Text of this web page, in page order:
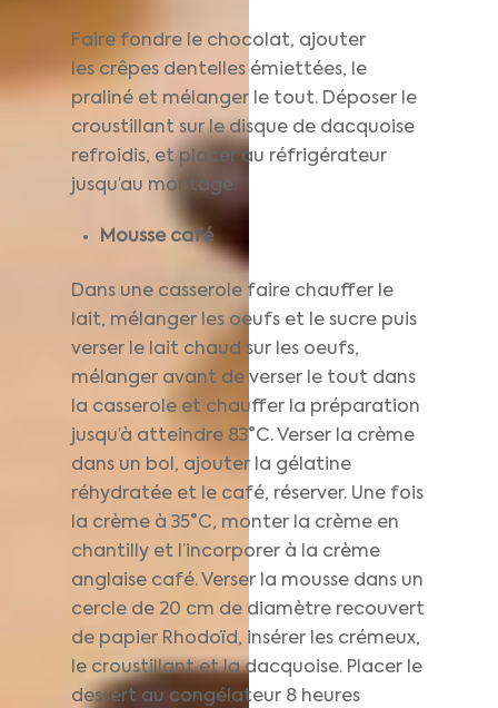
Faire fondre le chocolat, ajouter
les crêpes dentelles émiettées, le
praliné et mélanger le tout. Déposer le
croustillant sur le disque de dacquoise
refroidis, et placer au réfrigérateur
jusqu’au montage.
Mousse café
Dans une casserole faire chauffer le
lait, mélanger les oeufs et le sucre puis
verser le lait chaud sur les oeufs,
mélanger avant de verser le tout dans
la casserole et chauffer la préparation
jusqu’à atteindre 83°C. Verser la crème
dans un bol, ajouter la gélatine
réhydratée et le café, réserver. Une fois
la crème à 35°C, monter la crème en
chantilly et l’incorporer à la crème
anglaise café. Verser la mousse dans un
cercle de 20 cm de diamètre recouvert
de papier Rhodoïd, insérer les crémeux,
le croustillant et la dacquoise. Placer le
dessert au congélateur 8 heures